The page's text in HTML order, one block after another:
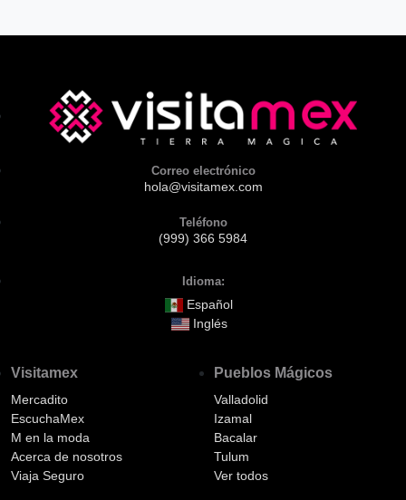
Correo electrónico
hola@visitamex.com
Teléfono
(999) 366 5984
Idioma:
Español
Inglés
Visitamex
Mercadito
EscuchaMex
M en la moda
Acerca de nosotros
Viaja Seguro
Pueblos Mágicos
Valladolid
Izamal
Bacalar
Tulum
Ver todos